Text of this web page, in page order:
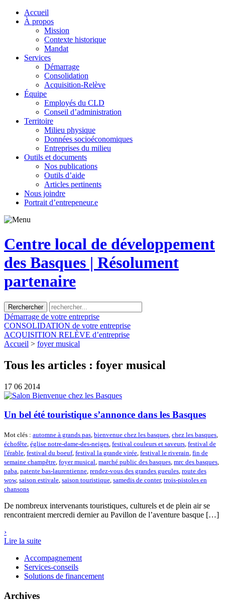
Accueil
À propos
Mission
Contexte historique
Mandat
Services
Démarrage
Consolidation
Acquisition-Relève
Équipe
Employés du CLD
Conseil d’administration
Territoire
Milieu physique
Données socioéconomiques
Entreprises du milieu
Outils et documents
Nos publications
Outils d’aide
Articles pertinents
Nous joindre
Portrait d’entrepeneur.e
Centre local de développement
des Basques | Résolument
partenaire
Démarrage de votre entreprise
CONSOLIDATION de votre entreprise
ACQUISITION RELÈVE d’entreprise
Accueil > foyer musical
Tous les articles : foyer musical
17 06 2014
Un bel été touristique s’annonce dans les Basques
Mot clés : automne à grands pas, bienvenue chez les basques, chez les basques,
échofête, église notre-dame-des-neiges, festival couleurs et saveurs, festival de
l'érable, festival du boeuf, festival la grande virée, festival le riverain, fin de
semaine champêtre, foyer musical, marché public des basques, mrc des basques,
paba, patente bas-laurentienne, rendez-vous des grandes gueules, route des
wow, saison estivale, saison touristique, samedis de conter, trois-pistoles en
chansons
De nombreux intervenants touristiques, culturels et de plein air se
rencontraient mercredi dernier au Pavillon de l’aventure basque […]
›
Lire la suite
Accompagnement
Services-conseils
Solutions de financement
Archives